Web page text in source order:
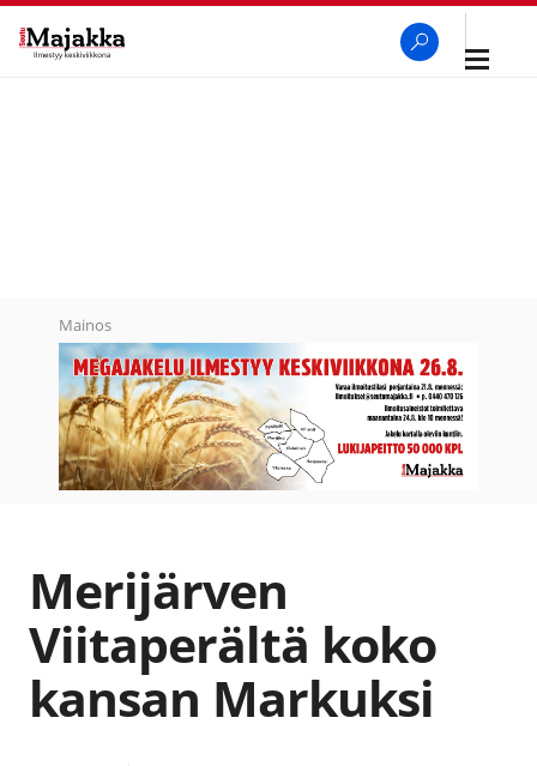
Avaa
Mainos
Merijärven
Viitaperältä koko
kansan Markuksi